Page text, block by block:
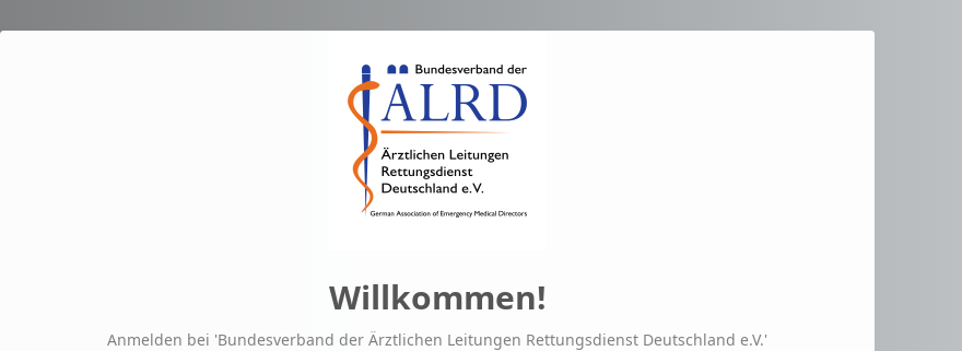
Willkommen!
Anmelden bei 'Bundesverband der Ärztlichen Leitungen Rettungsdienst Deutschland e.V.'